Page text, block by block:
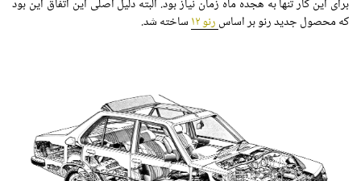
برای این کار تنها به هجده ماه زمان نیاز بود. البته دلیل اصلی این اتفاق این بود
که محصول جدید رنو بر اساسرنو ۱۲ ساخته شد.